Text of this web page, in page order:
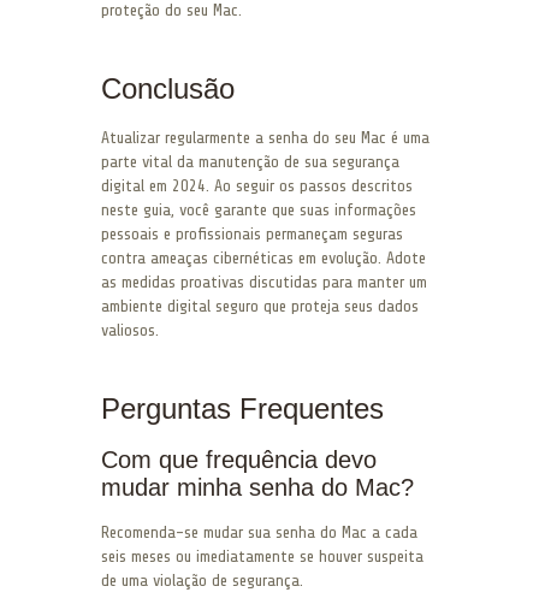
proteção do seu Mac.
Conclusão
Atualizar regularmente a senha do seu Mac é uma
parte vital da manutenção de sua segurança
digital em 2024. Ao seguir os passos descritos
neste guia, você garante que suas informações
pessoais e profissionais permaneçam seguras
contra ameaças cibernéticas em evolução. Adote
as medidas proativas discutidas para manter um
ambiente digital seguro que proteja seus dados
valiosos.
Perguntas Frequentes
Com que frequência devo
mudar minha senha do Mac?
Recomenda-se mudar sua senha do Mac a cada
seis meses ou imediatamente se houver suspeita
de uma violação de segurança.